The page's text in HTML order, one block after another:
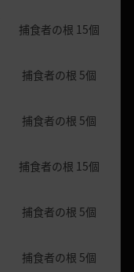
捕食者の根 15個
捕食者の根 5個
捕食者の根 5個
捕食者の根 15個
捕食者の根 5個
捕食者の根 5個